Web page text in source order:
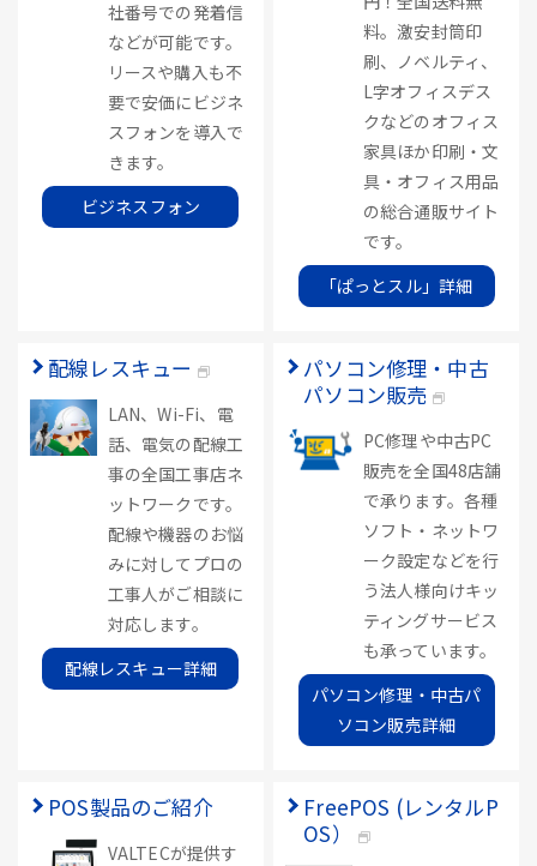
社番号での発着信
などが可能です。
リースや購入も不
要で安価にビジネ
スフォンを導入で
きます。
ビジネスフォン
料。激安封筒印
刷、ノベルティ、
L字オフィスデス
クなどのオフィス
家具ほか印刷・文
具・オフィス用品
の総合通販サイト
です。
「ぱっとスル」詳細
配線レスキュー
LAN、Wi-Fi、電
話、電気の配線工
事の全国工事店ネ
ットワークです。
配線や機器のお悩
みに対してプロの
工事人がご相談に
対応します。
配線レスキュー詳細
パソコン修理・中古
パソコン販売
PC修理や中古PC
販売を全国48店舗
で承ります。各種
ソフト・ネットワ
ーク設定などを行
う法人様向けキッ
ティングサービス
も承っています。
パソコン修理・中古パ
ソコン販売詳細
POS製品のご紹介
VALTECが提供す
FreePOS (レンタルP
OS）